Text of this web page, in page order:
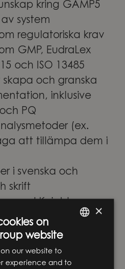
kring GAMP5
system
regulatoriska krav
GMP, EudraLex
och ISO 13485
och granska
inklusive
PQ
(ex.
att tillämpa dem i
i svenska och
skrift
med Knightec
idag en av Norra
partners
digital
×
on
website
our website to
experience and to